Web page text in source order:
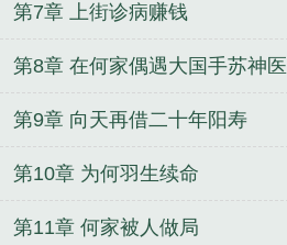
第7章 上街诊病赚钱
第8章 在何家偶遇大国手苏神医
第9章 向天再借二十年阳寿
第10章 为何羽生续命
第11章 何家被人做局